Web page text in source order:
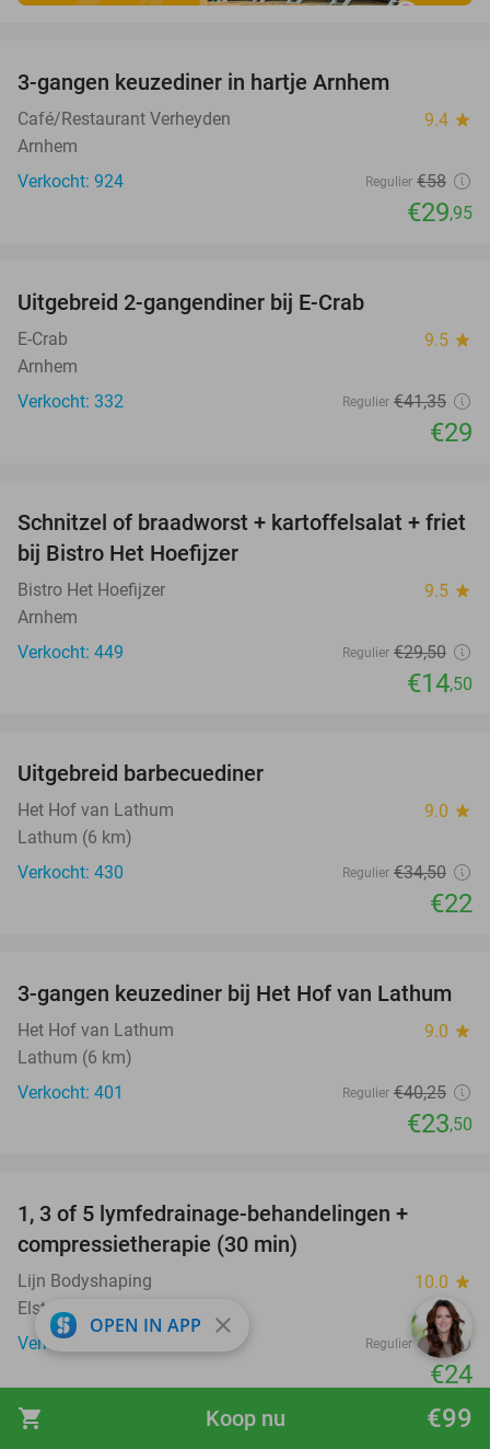
shopping_cart €99
Koop nu
3-gangen keuzediner in hartje Arnhem
Café/Restaurant Verheyden 9.4 star
Arnhem
Verkocht: 924
Regulier €58
€29,95
Uitgebreid 2-gangendiner bij E-Crab
E-Crab 9.5 star
Arnhem
Verkocht: 332
Regulier €41,35
€29
51%
Schnitzel of braadworst + kartoffelsalat + friet
bij Bistro Het Hoefijzer
Bistro Het Hoefijzer 9.5 star
Arnhem
Verkocht: 449
Regulier €29,50
€14,50
Uitgebreid barbecuediner
Het Hof van Lathum 9.0 star
Lathum (6 km)
Verkocht: 430
Regulier €34,50
€22
42%
3-gangen keuzediner bij Het Hof van Lathum
Het Hof van Lathum 9.0 star
Lathum (6 km)
Verkocht: 401
Regulier €40,25
€23,50
1, 3 of 5 lymfedrainage-behandelingen +
compressietherapie (30 min)
Lijn Bodyshaping 10.0 star
Elst (7 km)
Verkocht: 150
Regulier €49
€24
favorite_border
OPEN IN APP close